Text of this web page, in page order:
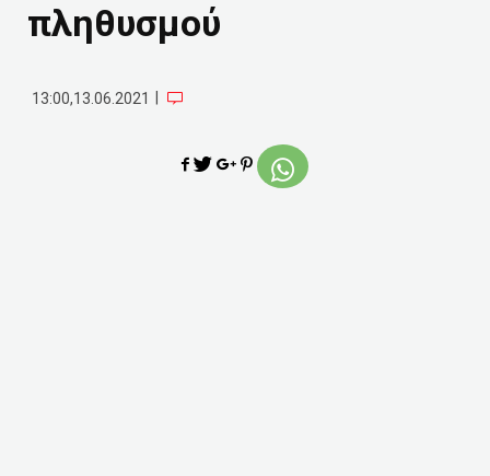
πληθυσμού
13:00,13.06.2021